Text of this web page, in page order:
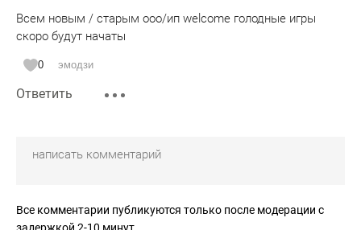
Всем новым / старым ооо/ип welcome голодные игры
скоро будут начаты
0 эмодзи
Ответить
Все комментарии публикуются только после модерации с